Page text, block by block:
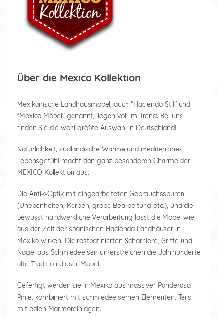
Über die Mexico Kollektion
Mexikanische Landhausmöbel, auch "Hacienda-Stil" und
"Mexico Möbel" genannt, liegen voll im Trend. Bei uns
finden Sie die wohl größte Auswahl in Deutschland!
Natürlichkeit, südländische Wärme und mediterranes
Lebensgefühl macht den ganz besonderen Charme der
MEXICO Kollektion aus.
Die Antik-Optik mit eingearbeiteten Gebrauchsspuren
(Unebenheiten, Kerben, grobe Bearbeitung etc.), und die
bewusst handwerkliche Verarbeitung lässt die Möbel wie
aus der Zeit der spanischen Hacienda Landhäuser in
Mexiko wirken. Die rostpatinierten Scharniere, Griffe und
Nägel aus Schmiedeeisen unterstreichen die Jahrhunderte
alte Tradition dieser Möbel.
Gefertigt werden sie in Mexiko aus massiver Ponderosa
Pinie, kombiniert mit schmiedeeisernen Elementen. Teils
mit edlen Marmoreinlagen.